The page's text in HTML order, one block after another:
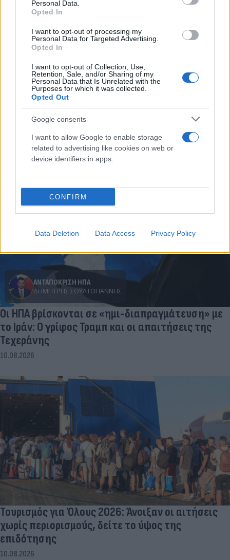
Personal Data.
Opted In
I want to opt-out of processing my
Personal Data for Targeted Advertising.
Opted In
I want to opt-out of Collection, Use,
Retention, Sale, and/or Sharing of my
Personal Data that Is Unrelated with the
Purposes for which it was collected.
Opted Out
Google consents
I want to allow Google to enable storage
related to advertising like cookies on web or
device identifiers in apps.
CONFIRM
Data Deletion Data Access Privacy Policy
Βρετανία: Κάμερες σε ναυτικά drones έστελναν
«σήματα ζωής» σε IP στην Κίνα
10.08.2026
ΑΝΤΑΠΟΚΡΙΣΗ ΗΠΑ
ΔΗΜΉΤΡΗΣ ΣΟΥΛΤΟΓΙΆΝΝΗΣ
Οι ΗΠΑ βρίσκονται σε «ημι-διαπραγμάτευση» με
το Ιράν: Ο γρίφος Τραμπ και οι απαιτήσεις της
Τεχεράνης
10.08.2026
Τουρισμός για Όλους 2026: Άνοιξαν οι αιτήσεις
χωρίς περιορισμούς, δείτε το ύψος της
επιδότησης
10.08.2026